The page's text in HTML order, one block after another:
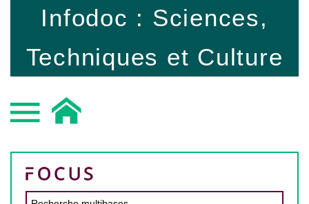
Infodoc : Sciences,
Techniques et Culture